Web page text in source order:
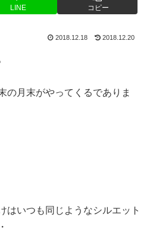
LINE コピー
2018.12.18 2018.12.20
の月末がやってくるでありま
はいつも同じようなシルエット